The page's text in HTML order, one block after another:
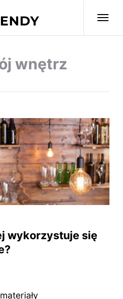
wnętrz
wykorzystuje się